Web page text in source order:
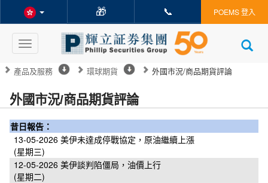
🎁 📞 POEMS 登入
Toggle
navigation
產品及服務 環球期貨 外國市況/商品期貨評論
外國市況/商品期貨評論
昔日報告：
13-05-2026
(星期三)
美伊未達成停戰協定，原油繼續上漲
12-05-2026
(星期二)
美伊談判陷僵局，油價上行